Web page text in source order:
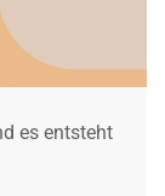
es entsteht